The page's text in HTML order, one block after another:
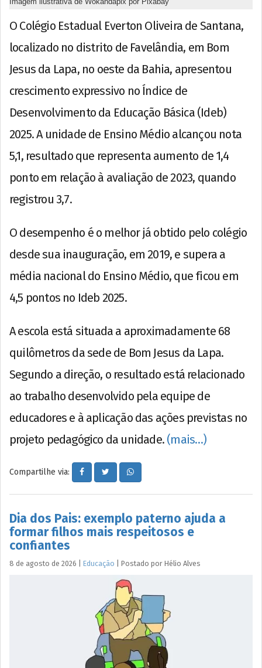
O Colégio Estadual Everton Oliveira de Santana,
localizado no distrito de Favelândia, em Bom
Jesus da Lapa, no oeste da Bahia, apresentou
crescimento expressivo no Índice de
Desenvolvimento da Educação Básica (Ideb)
2025. A unidade de Ensino Médio alcançou nota
5,1, resultado que representa aumento de 1,4
ponto em relação à avaliação de 2023, quando
registrou 3,7.
O desempenho é o melhor já obtido pelo colégio
desde sua inauguração, em 2019, e supera a
média nacional do Ensino Médio, que ficou em
4,5 pontos no Ideb 2025.
A escola está situada a aproximadamente 68
quilômetros da sede de Bom Jesus da Lapa.
Segundo a direção, o resultado está relacionado
ao trabalho desenvolvido pela equipe de
educadores e à aplicação das ações previstas no
projeto pedagógico da unidade. (mais…)
Compartilhe via:
Dia dos Pais: exemplo paterno ajuda a
formar filhos mais respeitosos e
confiantes
8 de agosto de 2026 Educação Postado por Hélio Alves